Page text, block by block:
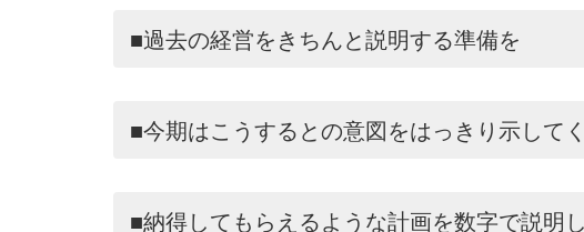
■過去の経営をきちんと説明する準備を
■今期はこうするとの意図をはっきり示して
■納得してもらえるような計画を数字で説明